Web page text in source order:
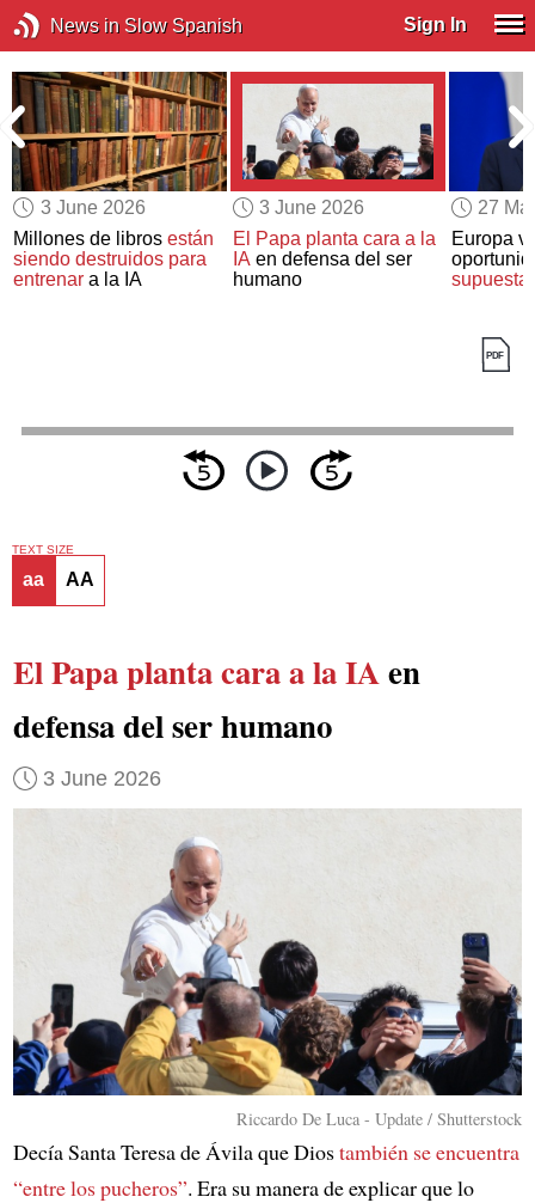
News in Slow Spanish Sign In
3 June 2026
Millones de librosestán
siendo destruidos para
entrenar a la IA
3 June 2026
El Papa planta cara a la
IAen defensa del ser
humano
27
Europa
supuesta
TEXT SIZE
aa AA
El Papa planta cara a la IAen
defensa del ser humano
3 June 2026
Riccardo De Luca - Update / Shutterstock
Decía Santa Teresa de Ávila que Diostambién se encuentra
“entre los pucheros”. Era su manera de explicar que lo